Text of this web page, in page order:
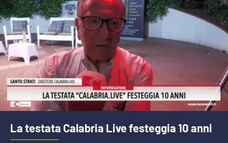
La testata Calabria Live festeggia 10 anni